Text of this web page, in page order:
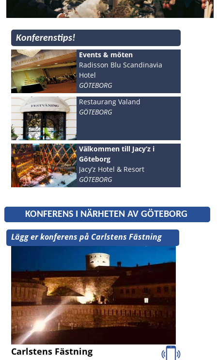
Konferenstips!
Events & möten
Radisson Blu Scandinavia
Hotel
GÖTEBORG
Restaurang Valand
GÖTEBORG
Välkommen till Jacy’z i
Göteborg
Jacy’z Hotel & Resort
GÖTEBORG
KONFERENS I NÄRHETEN AV GÖTEBORG
Lägg er konferens på Carlstens Fästning
Carlstens Fästning